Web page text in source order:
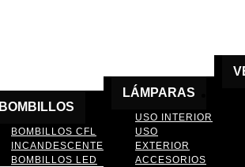
BOMBILLOS
BOMBILLOS CFL
INCANDESCENTE
BOMBILLOS LED
LÁMPARAS
USO INTERIOR
USO
EXTERIOR
ACCESORIOS